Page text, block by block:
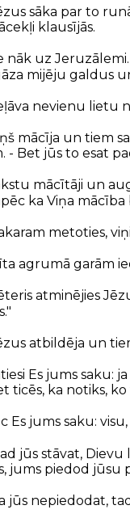
sāka par to
klausījās.
nāk uz
mijēju galdus
nevienu lietu
mācīja un tiem
- Bet jūs to esat
mācītāji un
ka Viņa mācība
metoties,
agrumā garām
atminējies
atbildēja un
Es jums saku:
ticēs, ka notiks,
Es jums saku:
jūs stāvat,
jums piedod jūsu
jūs nepiedodat,